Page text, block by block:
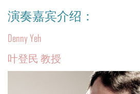
演奏嘉宾介绍：
Denny Yeh
叶登民 教授